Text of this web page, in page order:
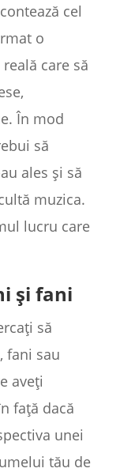
cel
o
care să
În mod
să
ales și să
muzica.
lucru care
și fani
să
fani sau
aveți
față dacă
unei
tău de